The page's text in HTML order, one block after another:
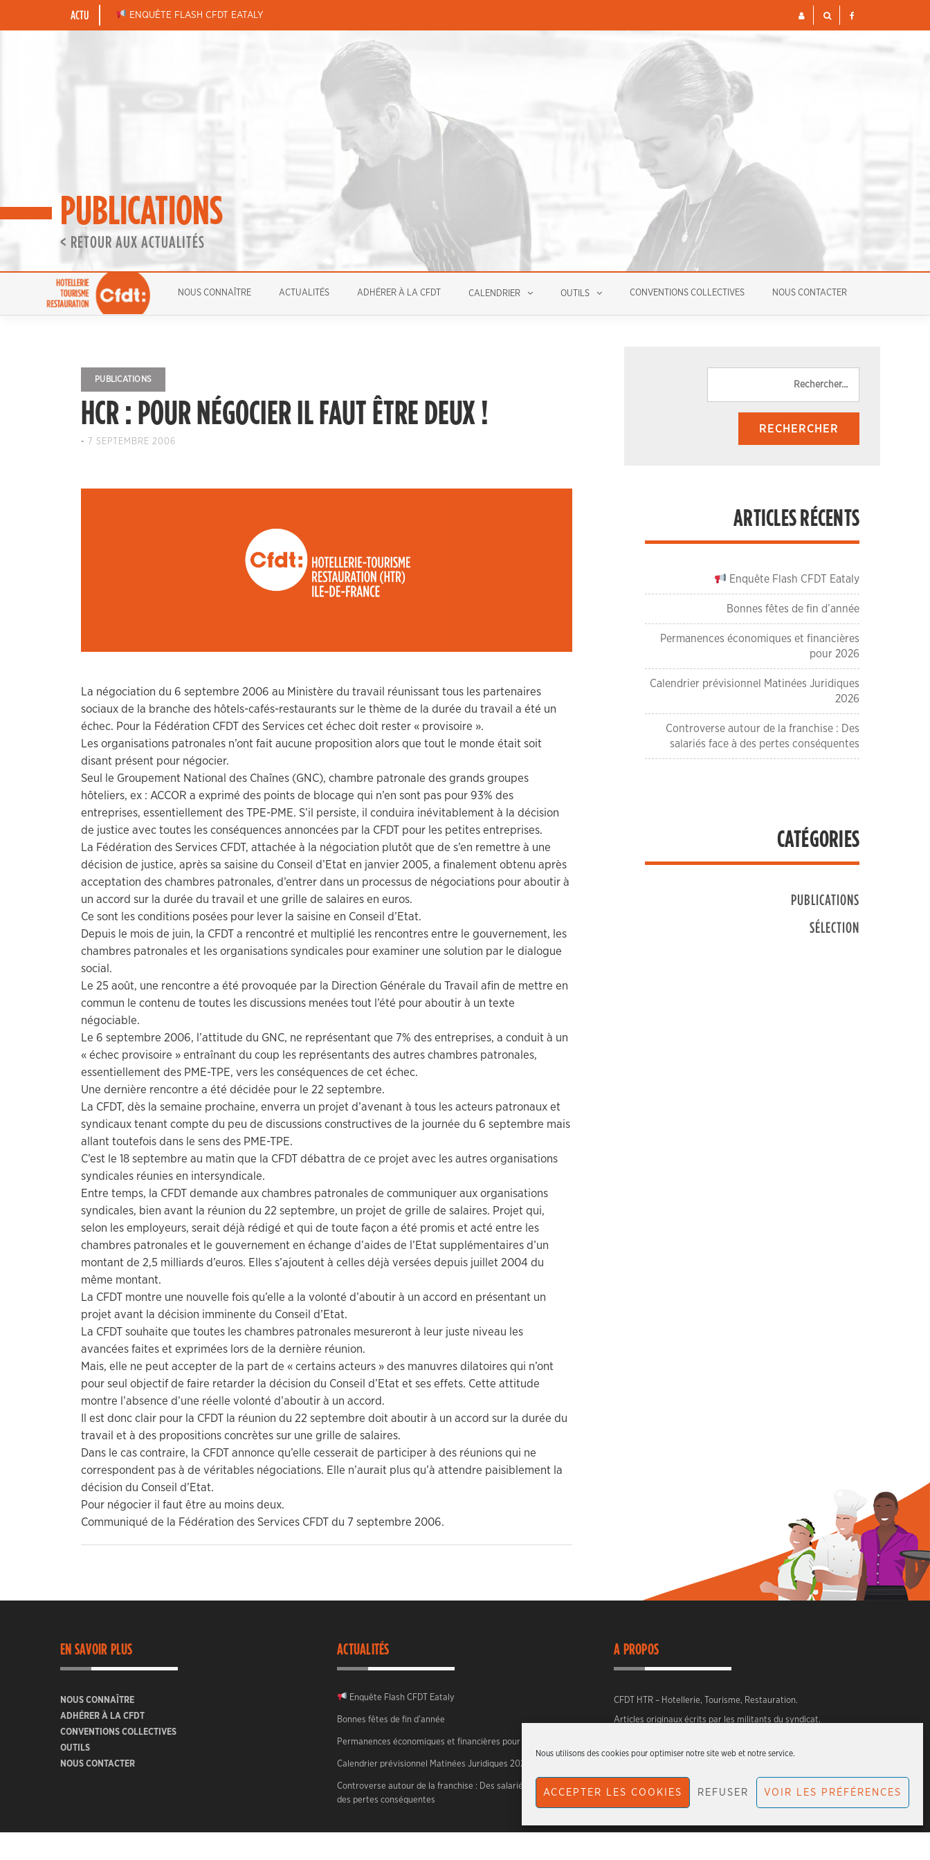
Nous utilisons des cookies pour optimiser notre site web et notre service.
ACCEPTER LES COOKIES REFUSER VOIR LES PRÉFÉRENCES
to
ACTU ENQUÊTE FLASH CFDT EATALY
BONNES FÊTES DE FIN D’ANNÉE
PUBLICATIONS
< RETOUR AUX ACTUALITÉS
NOUS CONNAÎTRE ACTUALITÉS ADHÉRER À LA CFDT CALENDRIER OUTILS CONVENTIONS COLLECTIVES NOUS CONTACTER
PUBLICATIONS
HCR : POUR NÉGOCIER IL FAUT ÊTRE DEUX !
- 7 SEPTEMBRE 2006
La négociation du 6 septembre 2006 au Ministère du travail réunissant tous les partenaires
sociaux de la branche des hôtels-cafés-restaurants sur le thème de la durée du travail a été un
échec. Pour la Fédération CFDT des Services cet échec doit rester « provisoire ».
Les organisations patronales n’ont fait aucune proposition alors que tout le monde était soit
disant présent pour négocier.
Seul le Groupement National des Chaînes (GNC), chambre patronale des grands groupes
hôteliers, ex : ACCOR a exprimé des points de blocage qui n’en sont pas pour 93% des
entreprises, essentiellement des TPE-PME. S’il persiste, il conduira inévitablement à la décision
de justice avec toutes les conséquences annoncées par la CFDT pour les petites entreprises.
La Fédération des Services CFDT, attachée à la négociation plutôt que de s’en remettre à une
décision de justice, après sa saisine du Conseil d’Etat en janvier 2005, a finalement obtenu après
acceptation des chambres patronales, d’entrer dans un processus de négociations pour aboutir à
un accord sur la durée du travail et une grille de salaires en euros.
Ce sont les conditions posées pour lever la saisine en Conseil d’Etat.
Depuis le mois de juin, la CFDT a rencontré et multiplié les rencontres entre le gouvernement, les
chambres patronales et les organisations syndicales pour examiner une solution par le dialogue
social.
Le 25 août, une rencontre a été provoquée par la Direction Générale du Travail afin de mettre en
commun le contenu de toutes les discussions menées tout l’été pour aboutir à un texte
négociable.
Le 6 septembre 2006, l’attitude du GNC, ne représentant que 7% des entreprises, a conduit à un
« échec provisoire » entraînant du coup les représentants des autres chambres patronales,
essentiellement des PME-TPE, vers les conséquences de cet échec.
Une dernière rencontre a été décidée pour le 22 septembre.
La CFDT, dès la semaine prochaine, enverra un projet d’avenant à tous les acteurs patronaux et
syndicaux tenant compte du peu de discussions constructives de la journée du 6 septembre mais
allant toutefois dans le sens des PME-TPE.
C’est le 18 septembre au matin que la CFDT débattra de ce projet avec les autres organisations
syndicales réunies en intersyndicale.
Entre temps, la CFDT demande aux chambres patronales de communiquer aux organisations
syndicales, bien avant la réunion du 22 septembre, un projet de grille de salaires. Projet qui,
selon les employeurs, serait déjà rédigé et qui de toute façon a été promis et acté entre les
chambres patronales et le gouvernement en échange d’aides de l’Etat supplémentaires d’un
montant de 2,5 milliards d’euros. Elles s’ajoutent à celles déjà versées depuis juillet 2004 du
même montant.
La CFDT montre une nouvelle fois qu’elle a la volonté d’aboutir à un accord en présentant un
projet avant la décision imminente du Conseil d’Etat.
La CFDT souhaite que toutes les chambres patronales mesureront à leur juste niveau les
avancées faites et exprimées lors de la dernière réunion.
Mais, elle ne peut accepter de la part de « certains acteurs » des manuvres dilatoires qui n’ont
pour seul objectif de faire retarder la décision du Conseil d’Etat et ses effets. Cette attitude
montre l’absence d’une réelle volonté d’aboutir à un accord.
Il est donc clair pour la CFDT la réunion du 22 septembre doit aboutir à un accord sur la durée du
travail et à des propositions concrètes sur une grille de salaires.
Dans le cas contraire, la CFDT annonce qu’elle cesserait de participer à des réunions qui ne
correspondent pas à de véritables négociations. Elle n’aurait plus qu’à attendre paisiblement la
décision du Conseil d’Etat.
Pour négocier il faut être au moins deux.
Communiqué de la Fédération des Services CFDT du 7 septembre 2006.
ARTICLES RÉCENTS
Enquête Flash CFDT Eataly
Bonnes fêtes de fin d’année
Permanences économiques et financières
pour 2026
Calendrier prévisionnel Matinées Juridiques
2026
Controverse autour de la franchise : Des
salariés face à des pertes conséquentes
CATÉGORIES
PUBLICATIONS
SÉLECTION
EN SAVOIR PLUS
NOUS CONNAÎTRE
ADHÉRER À LA CFDT
CONVENTIONS COLLECTIVES
OUTILS
NOUS CONTACTER
ACTUALITÉS
Enquête Flash CFDT Eataly
Bonnes fêtes de fin d’année
Permanences économiques et financières pour 2026
Calendrier prévisionnel Matinées Juridiques 2026
Controverse autour de la franchise : Des salariés face à
des pertes conséquentes
A PROPOS
CFDT HTR – Hotellerie, Tourisme, Restauration.
Articles originaux écrits par les militants du syndicat.